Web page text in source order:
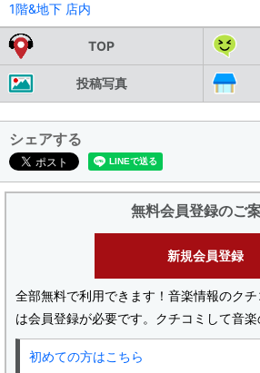
1階&地下 店内
TOP
投稿写真
シェアする
無料会員登録のご
新規会員登録
全部無料で利用できます！音楽情報のク
は会員登録が必要です。クチコミして音楽
初めての方はこちら